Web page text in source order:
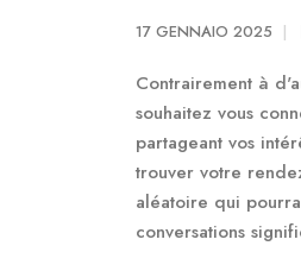
17 GENNAIO 2025
Contrairement à
souhaitez vous
partageant vos
trouver votre
aléatoire qui
conversations